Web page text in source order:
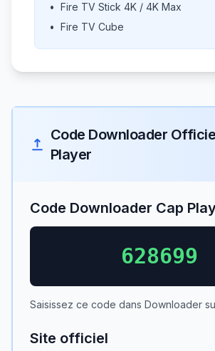
• Fire TV Stick 4K / 4K Max
• Fire TV Cube
Code Downloader
Player
Code Downloader Cap
628699
Saisissez ce code dans Downloader
Site officiel